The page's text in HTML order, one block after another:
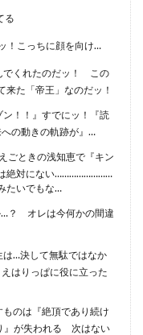
る
！こっちに顔を向け…
でくれたのだッ！ この
来た「帝王」なのだッ！
ン！！』すでにッ！『読
の動きの軌跡が』…
ごときの浅知恵で『キン
は絶対にない……………………
たいでもな…
…？ オレは今何かの間違
は…決して無駄ではなか
はりっぱに役に立った
のは『絶頂であり続け
』が失われる 次はない